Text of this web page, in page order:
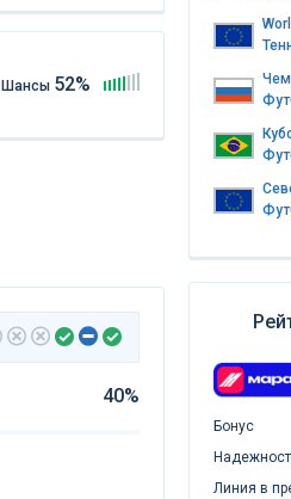
Шансы 52%
40%
Бонус
Линия в